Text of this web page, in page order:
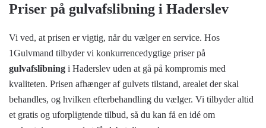
Priser på gulvafslibning i Haderslev
Vi ved, at prisen er vigtig, når du vælger en service. Hos
1Gulvmand tilbyder vi konkurrencedygtige priser på
gulvafslibning i Haderslev uden at gå på kompromis med
kvaliteten. Prisen afhænger af gulvets tilstand, arealet der skal
behandles, og hvilken efterbehandling du vælger. Vi tilbyder altid
et gratis og uforpligtende tilbud, så du kan få en idé om